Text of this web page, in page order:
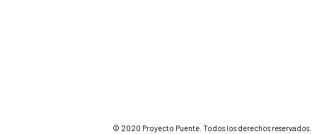
© 2020 Proyecto Puente. Todos los derechos reservados.